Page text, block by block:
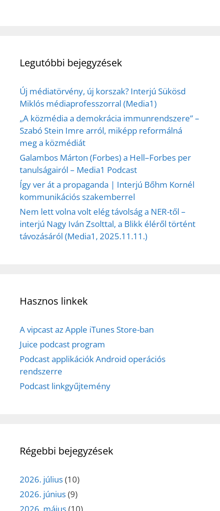
Legutóbbi bejegyzések
Új médiatörvény, új korszak? Interjú Sükösd
Miklós médiaprofesszorral (Media1)
„A közmédia a demokrácia immunrendszere” –
Szabó Stein Imre arról, miképp reformálná
meg a közmédiát
Galambos Márton (Forbes) a Hell–Forbes per
tanulságairól – Media1 Podcast
Így ver át a propaganda | Interjú Bőhm Kornél
kommunikációs szakemberrel
Nem lett volna volt elég távolság a NER-től –
interjú Nagy Iván Zsolttal, a Blikk éléről történt
távozásáról (Media1, 2025.11.11.)
Hasznos linkek
A vipcast az Apple iTunes Store-ban
Juice podcast program
Podcast applikációk Android operációs
rendszerre
Podcast linkgyűjtemény
Régebbi bejegyzések
2026. július(10)
2026. június(9)
2026. május(10)